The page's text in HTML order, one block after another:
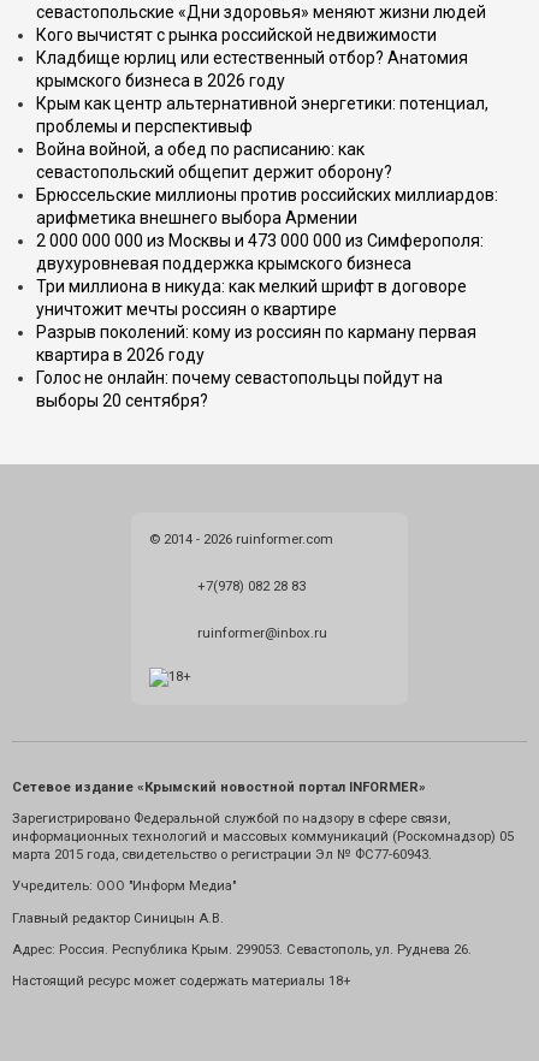
севастопольские «Дни здоровья» меняют жизни людей
Кого вычистят с рынка российской недвижимости
Кладбище юрлиц или естественный отбор? Анатомия
крымского бизнеса в 2026 году
Крым как центр альтернативной энергетики: потенциал,
проблемы и перспективыф
Война войной, а обед по расписанию: как
севастопольский общепит держит оборону?
Брюссельские миллионы против российских миллиардов:
арифметика внешнего выбора Армении
2 000 000 000 из Москвы и 473 000 000 из Симферополя:
двухуровневая поддержка крымского бизнеса
Три миллиона в никуда: как мелкий шрифт в договоре
уничтожит мечты россиян о квартире
Разрыв поколений: кому из россиян по карману первая
квартира в 2026 году
Голос не онлайн: почему севастопольцы пойдут на
выборы 20 сентября?
© 2014 - 2026 ruinformer.com
+7(978) 082 28 83
ruinformer@inbox.ru
Сетевое издание «Крымский новостной портал INFORMER»
Зарегистрировано Федеральной службой по надзору в сфере связи,
информационных технологий и массовых коммуникаций (Роскомнадзор) 05
марта 2015 года, свидетельство о регистрации Эл № ФС77-60943.
Учредитель: ООО "Информ Медиа"
Главный редактор Синицын А.В.
Адрес: Россия. Республика Крым. 299053. Севастополь, ул. Руднева 26.
Настоящий ресурс может содержать материалы 18+